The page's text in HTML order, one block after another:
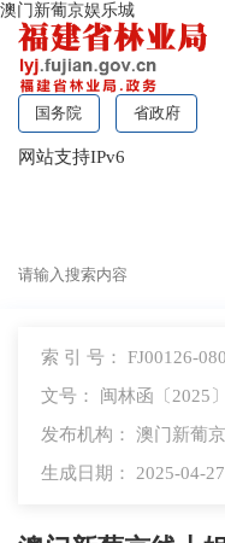
澳门新葡京娱乐城
国务院 省政府
网站支持IPv6
索 引 号： FJ00126-
文号： 闽林函〔2025
发布机构： 澳门新葡
生成日期： 2025-04-27